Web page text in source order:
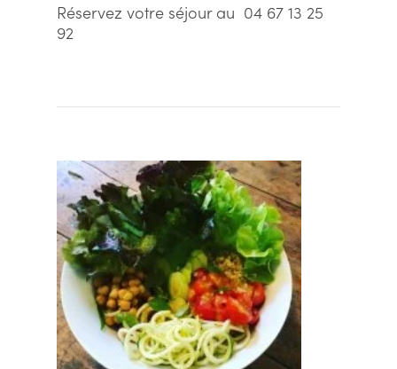
Réservez votre séjour au 04 67 13 25
92